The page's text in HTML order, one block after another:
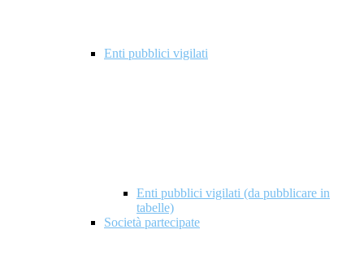
Enti pubblici vigilati
Enti pubblici vigilati (da pubblicare in
tabelle)
Società partecipate